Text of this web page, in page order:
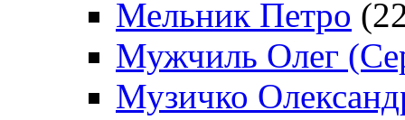
Мельник Петро
Мужчиль Олег
Музичко